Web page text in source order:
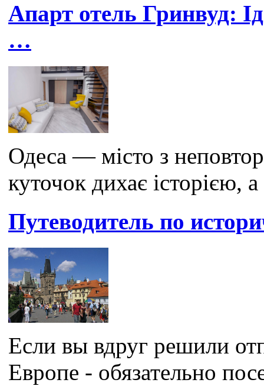
Апарт отель Гринвуд:
…
Одеса — місто з
куточок дихає історією,
Путеводитель по
Если вы вдруг решили
Европе - обязательно